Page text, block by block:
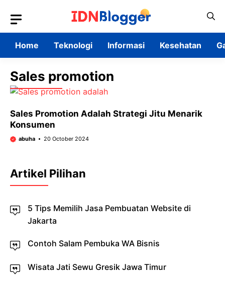
content
Home
Teknologi Informasi Kesehatan
Sales promotion
Sales Promotion Adalah Strategi Jitu Menarik
Konsumen
abuha 20 October 2024
Artikel Pilihan
5 Tips Memilih Jasa Pembuatan Website di
Jakarta
Contoh Salam Pembuka WA Bisnis
Wisata Jati Sewu Gresik Jawa Timur